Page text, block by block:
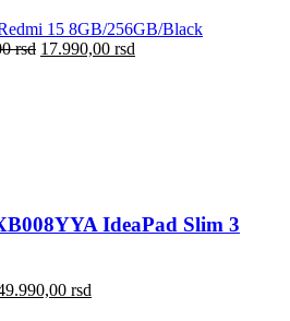
15 8GB/256GB/Black
rsd 17.990,00 rsd
IdeaPad Slim 3
rsd